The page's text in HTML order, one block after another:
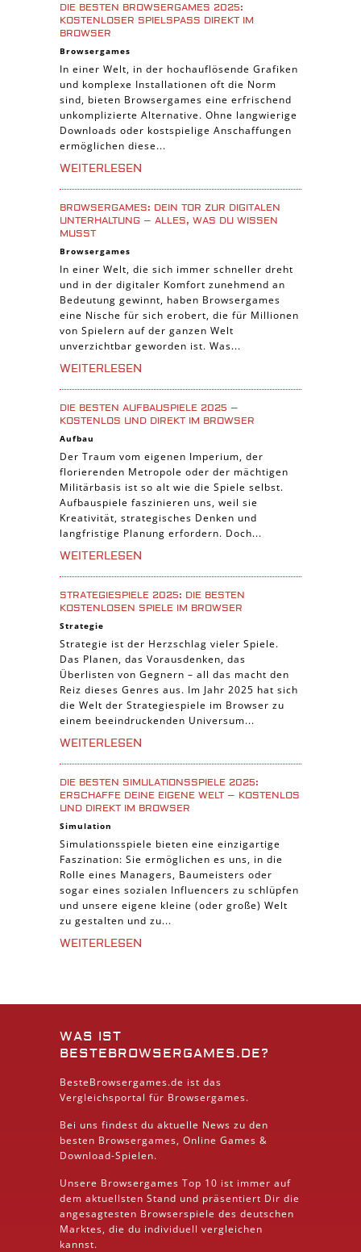
iPad Spiele
Denk Spiele
Piraten Spiele
Sport Spiele
Pferde Spiele
Simulation Spiele
Tier Spiele
Casual Spiele
Abenteuer Spiele
Online Spiele
3-Gewinnt Spiele
Trading Card Spiele
Manager Spiele
DIE BESTEN BROWSERGAMES 2025:
KOSTENLOSER SPIELSPASS DIREKT IM B
ROWSER
Browsergames
In einer Welt, in der hochauflösende Grafiken
und komplexe Installationen oft die Norm
sind, bieten Browsergames eine erfrischend
unkomplizierte Alternative. Ohne langwierige
Downloads oder kostspielige Anschaffungen
ermöglichen diese...
WEITERLESEN
BROWSERGAMES: DEIN TOR ZUR DIGITALEN
UNTERHALTUNG – ALLES, WAS DU WISSEN
MUSST
Browsergames
In einer Welt, die sich immer schneller dreht
und in der digitaler Komfort zunehmend an
Bedeutung gewinnt, haben Browsergames
eine Nische für sich erobert, die für Millionen
von Spielern auf der ganzen Welt
unverzichtbar geworden ist. Was...
WEITERLESEN
DIE BESTEN AUFBAUSPIELE 2025 –
KOSTENLOS UND DIREKT IM BROWSER
Aufbau
Der Traum vom eigenen Imperium, der
florierenden Metropole oder der mächtigen
Militärbasis ist so alt wie die Spiele selbst.
Aufbauspiele faszinieren uns, weil sie
Kreativität, strategisches Denken und
langfristige Planung erfordern. Doch...
WEITERLESEN
STRATEGIESPIELE 2025: DIE BESTEN
KOSTENLOSEN SPIELE IM BROWSER
Strategie
Strategie ist der Herzschlag vieler Spiele.
Das Planen, das Vorausdenken, das
Überlisten von Gegnern – all das macht den
Reiz dieses Genres aus. Im Jahr 2025 hat sich
die Welt der Strategiespiele im Browser zu
einem beeindruckenden Universum...
WEITERLESEN
DIE BESTEN SIMULATIONSSPIELE 2025:
ERSCHAFFE DEINE EIGENE WELT – KOSTENLOS
UND DIREKT IM BROWSER
Simulation
Simulationsspiele bieten eine einzigartige
Faszination: Sie ermöglichen es uns, in die
Rolle eines Managers, Baumeisters oder
sogar eines sozialen Influencers zu schlüpfen
und unsere eigene kleine (oder große) Welt
zu gestalten und zu...
WEITERLESEN
WAS IST
BESTEBROWSERGAMES.DE?
BesteBrowsergames.de ist das
Vergleichsportal für Browsergames.
Bei uns findest du aktuelle News zu den
besten Browsergames, Online Games &
Download-Spielen.
Unsere Browsergames Top 10 ist immer auf
dem aktuellsten Stand und präsentiert Dir die
angesagtesten Browserspiele des deutschen
Marktes, die du individuell vergleichen
kannst.